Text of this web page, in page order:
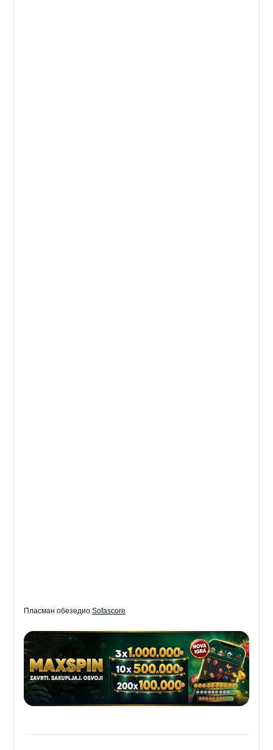
Пласман обезедио Sofascore